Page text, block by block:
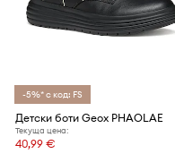
-5%* с код: FS
Детски боти Geox PHAOLAE
Текуща цена:
40,99 €